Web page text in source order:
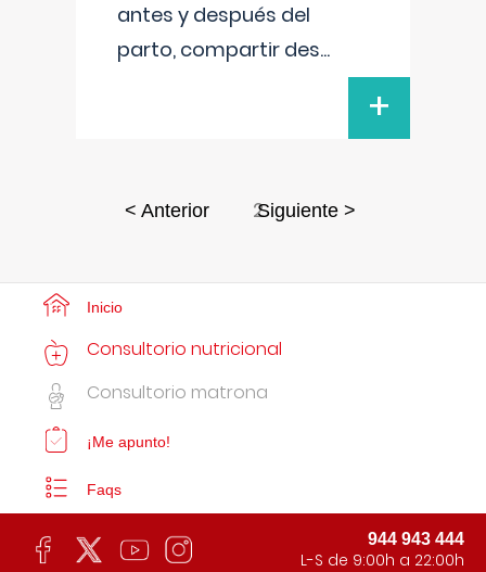
antes y después del
parto, compartir des...
+
< Anterior 2Siguiente >
Inicio
Consultorio nutricional
Consultorio matrona
¡Me apunto!
Faqs
944 943 444
L-S de 9:00h a 22:00h